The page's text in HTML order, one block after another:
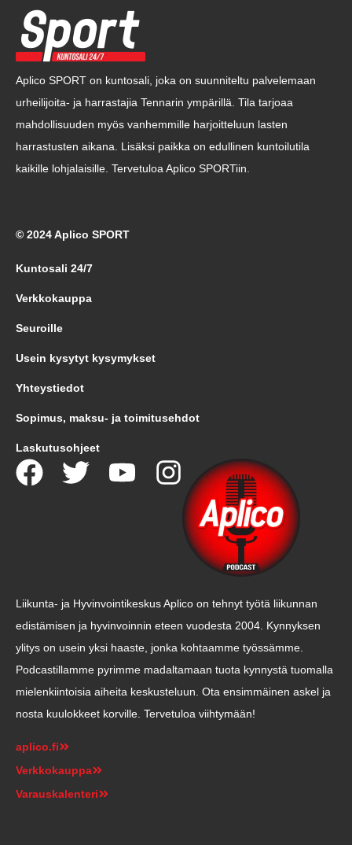
Aplico SPORT on kuntosali, joka on suunniteltu palvelemaan
urheilijoita- ja harrastajia Tennarin ympärillä. Tila tarjoaa
mahdollisuuden myös vanhemmille harjoitteluun lasten
harrastusten aikana. Lisäksi paikka on edullinen kuntoilutila
kaikille lohjalaisille. Tervetuloa Aplico SPORTiin.
© 2024 Aplico SPORT
Kuntosali 24/7
Verkkokauppa
Seuroille
Usein kysytyt kysymykset
Yhteystiedot
Sopimus, maksu- ja toimitusehdot
Laskutusohjeet
Liikunta- ja Hyvinvointikeskus Aplico on tehnyt työtä liikunnan
edistämisen ja hyvinvoinnin eteen vuodesta 2004. Kynnyksen
ylitys on usein yksi haaste, jonka kohtaamme työssämme.
Podcastillamme pyrimme madaltamaan tuota kynnystä tuomalla
mielenkiintoisia aiheita keskusteluun. Ota ensimmäinen askel ja
nosta kuulokkeet korville. Tervetuloa viihtymään!
aplico.fi
Verkkokauppa
Varauskalenteri